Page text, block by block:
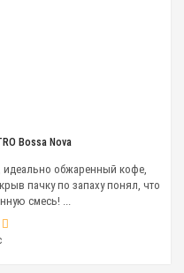
Bossa Nova
идеально обжаренный кофе,
пачку по запаху понял, что
смесь! ...